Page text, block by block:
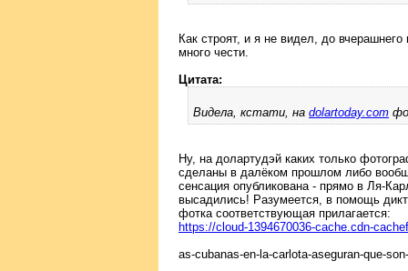
Как строят, и я не видел, до
много чести.
Цитата:
Видела, кстати, на dolartoday.com
Ну, на долартудэй каких только
сделаны в далёком прошлом либо
сенсация опубликована - прямо в Ля-
высадились! Разумеется, в помощь
фотка соответствующая прилагается:
https://cloud-1394670036-cache.cdn-
as-cubanas-en-la-carlota-aseguran-que-